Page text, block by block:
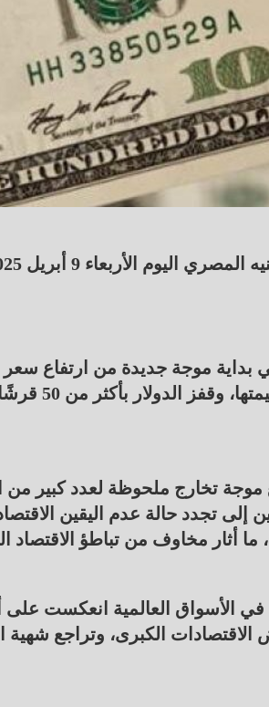
2025، ليقلص مكاسبه المسجلة بداية الأسبوع.
موجة جديدة من ارتفاع سعر
المصرية
موجة تخارج ملحوظة لعدد كبير من
إلى تجدد حالة عدم اليقين
مخاوف من تباطؤ الاقتصاد
في الأسواق العالمية انعكست
الكبرى، وتراجع شهية